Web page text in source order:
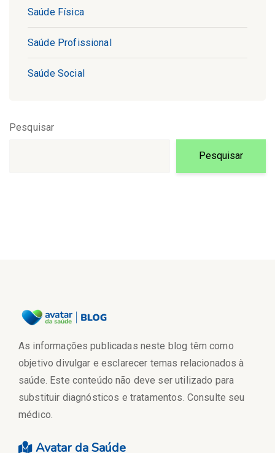
Saúde Física
Saúde Profissional
Saúde Social
Pesquisar
Pesquisar
As informações publicadas neste blog têm como
objetivo divulgar e esclarecer temas relacionados à
saúde. Este conteúdo não deve ser utilizado para
substituir diagnósticos e tratamentos. Consulte seu
médico.
Avatar da Saúde